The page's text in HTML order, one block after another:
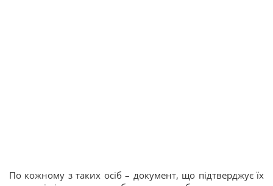
По кожному з таких осіб – документ, що підтверджує їх